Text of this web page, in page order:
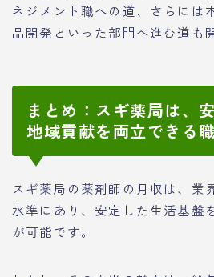
ネジメント職への道、さらには
品開発といった部門へ進む道も
まとめ：スギ薬局は、
地域貢献を両立できる
スギ薬局の薬剤師の月収は、業
水準にあり、安定した生活基盤
が可能です。